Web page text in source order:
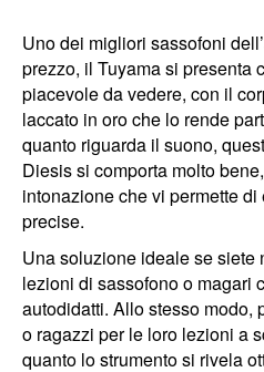
Uno dei migliori sassofoni
prezzo, il Tuyama si presenta
piacevole da vedere, con il
laccato in oro che lo rende
quanto riguarda il suono,
Diesis si comporta molto
intonazione che vi permette
precise.
Una soluzione ideale se siete
lezioni di sassofono o magari
autodidatti. Allo stesso modo,
o ragazzi per le loro lezioni a
quanto lo strumento si rivela